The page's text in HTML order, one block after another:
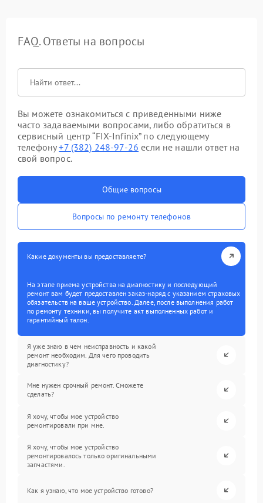
FAQ. Ответы на вопросы
Вы можете ознакомиться с приведенными ниже
часто задаваемыми вопросами, либо обратиться в
сервисный центр “FIX-Infinix” по следующему
телефону+7 (382) 248-97-26 если не нашли ответ на
свой вопрос.
Общие вопросы
Вопросы по ремонту телефонов
Какие документы вы предоставляете?
На этапе приема устройства на диагностику и последующий
ремонт вам будет предоставлен заказ-наряд с указанием страховых
обязательств на ваше устройство. Далее, после выполнения работ
по ремонту техники, вы получите акт выполненных работ и
гарантийный талон.
Я уже знаю в чем неисправность и какой
ремонт необходим. Для чего проводить
диагностику?
Мне нужен срочный ремонт. Сможете
сделать?
Я хочу, чтобы мое устройство
ремонтировали при мне.
Я хочу, чтобы мое устройство
ремонтировалось только оригинальными
запчастями.
Как я узнаю, что мое устройство готово?